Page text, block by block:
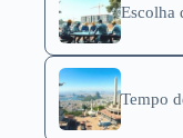
Escolha
Tempo